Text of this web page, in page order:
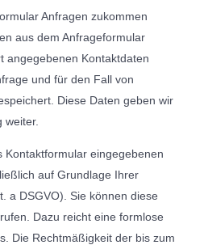
Anfragen zukommen
aus dem Anfrageformular
angegebenen Kontaktdaten
und für den Fall von
Diese Daten geben wir
weiter.
Kontaktformular eingegebenen
auf Grundlage Ihrer
a DSGVO). Sie können diese
Dazu reicht eine formlose
Die Rechtmäßigkeit der bis zum